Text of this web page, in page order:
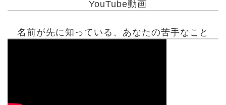
YouTube動画
名前が先に知っている、あなたの苦手なこと